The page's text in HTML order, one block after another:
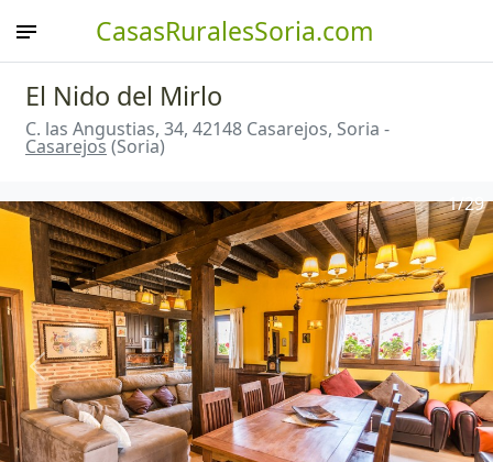
CasasRuralesSoria.com
El Nido del Mirlo
C. las Angustias, 34, 42148 Casarejos, Soria -
Casarejos (Soria)
Anterior
1/29